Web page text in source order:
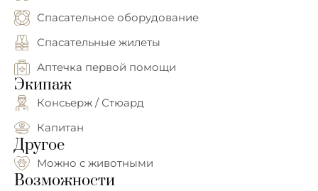
Спасательное оборудование
Спасательные жилеты
Аптечка первой помощи
Экипаж
Консьерж / Стюард
Капитан
Другое
Можно с животными
Возможности